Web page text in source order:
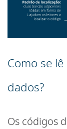
Como se
dados?
Os códigos